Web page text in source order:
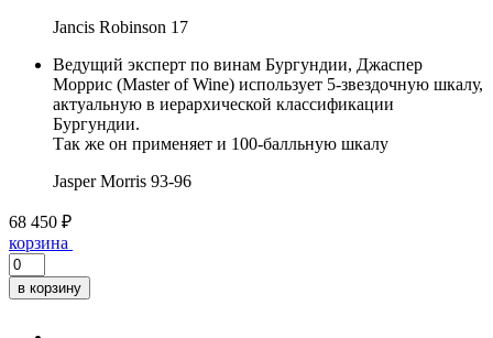
Jancis Robinson 17
Ведущий эксперт по винам Бургундии, Джаспер
Моррис (Master of Wine) использует 5-звездочную шкалу,
актуальную в иерархической классификации
Бургундии.
Так же он применяет и 100-балльную шкалу
Jasper Morris 93-96
68 450 ₽
корзина
в корзину